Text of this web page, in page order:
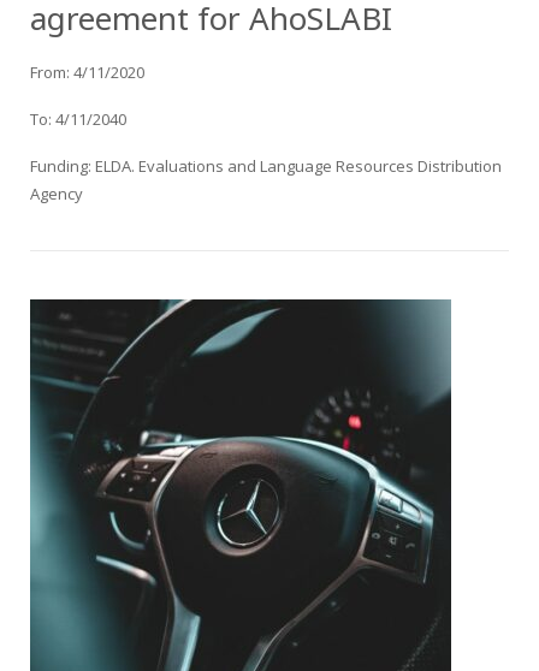
agreement for AhoSLABI
From: 4/11/2020
To: 4/11/2040
Funding: ELDA. Evaluations and Language Resources Distribution
Agency